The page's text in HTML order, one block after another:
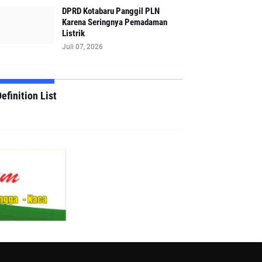
DPRD Kotabaru Panggil PLN
Karena Seringnya Pemadaman
Listrik
Juli 07, 2026
List